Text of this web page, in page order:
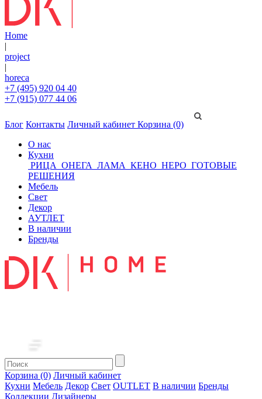
Home
|
project
|
horeca
+7 (495) 920 04 40
+7 (915) 077 44 06
Блог Контакты Личный кабинет Корзина (0)
О нас
Кухни
РИЦА ОНЕГА ЛАМА КЕНО НЕРО ГОТОВЫЕ
РЕШЕНИЯ
Мебель
Свет
Декор
АУТЛЕТ
В наличии
Бренды
Корзина (0) Личный кабинет
Кухни Мебель Декор Свет OUTLET В наличии Бренды
Коллекции Дизайнеры